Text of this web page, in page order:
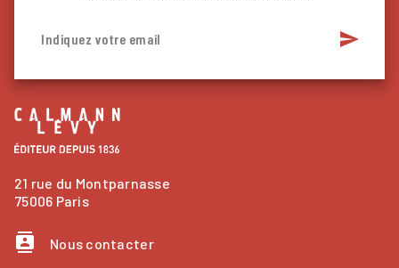
Indiquez votre email send
21 rue du Montparnasse
75006 Paris
contacts Nous contacter